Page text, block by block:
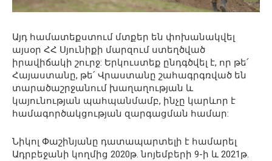
Այդ համատեքստում մտքեր են փոխանակվել
այսօր ՀՀ Սյունիքի մարզում ստեղծված
իրավիճակի շուրջ: Երկուստեք ընդգծվել է, որ թե՛
Հայաստանը, թե՛ Վրաստանը շահագրգռված են
տարածաշրջանում խաղաղության և
կայունության պահպանմամբ, ինչը կարևոր է
համագործակցության զարգացման համար:
Նիկոլ Փաշինյանը դատապարտելի է համարել
Ադրբեջանի կողմից 2020թ. նոյեմբերի 9-ի և 2021թ.